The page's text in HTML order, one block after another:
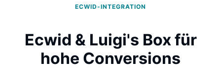
ECWID-INTEGRATION
Ecwid & Luigi's Box für
hohe Conversions